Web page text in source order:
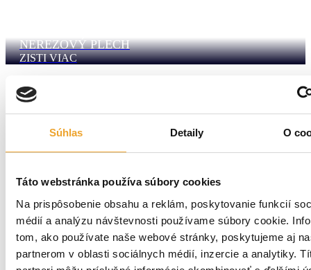
Súhlas Detaily O
Táto webstránka používa súbory cookies
Na prispôsobenie obsahu a reklám, poskytovanie funkcií
médií a analýzu návštevnosti používame súbory cookie.
tom, ako používate naše webové stránky, poskytujeme aj
partnerom v oblasti sociálnych médií, inzercie a analytiky.
NEREZOVÝ PLECH
ZISTI VIAC
POPLASTOVANÝ PLECH
ZISTI VIAC